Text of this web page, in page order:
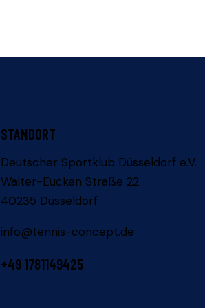
STANDORT
Deutscher Sportklub Düsseldorf e.V.
Walter-Eucken Straße 22
40235 Düsseldorf
info@tennis-concept.de
+49 1781149425